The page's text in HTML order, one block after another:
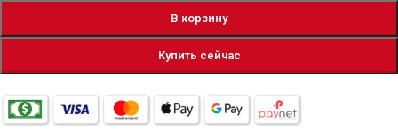
В корзину
Купить сейчас